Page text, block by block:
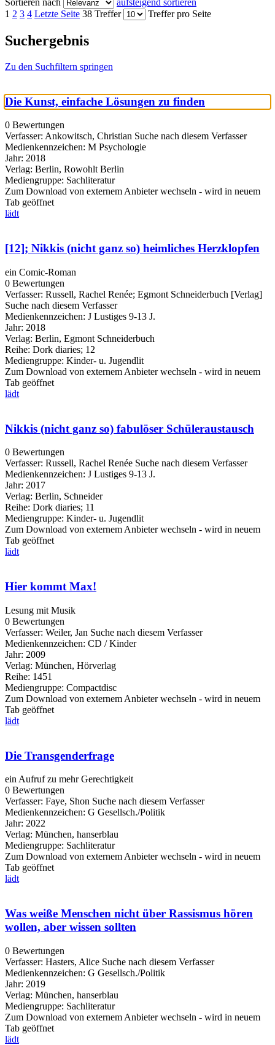
Sortieren nach
aufsteigend sortieren
1 2 3 4 Letzte Seite 38 Treffer Treffer pro Seite
Suchergebnis
Zu den Suchfiltern springen
Die Kunst, einfache Lösungen zu finden
0 Bewertungen
Verfasser: Ankowitsch, Christian Suche nach diesem Verfasser
Medienkennzeichen: M Psychologie
Jahr: 2018
Verlag: Berlin, Rowohlt Berlin
Mediengruppe: Sachliteratur
Zum Download von externem Anbieter wechseln - wird in neuem
Tab geöffnet
lädt
[12]; Nikkis (nicht ganz so) heimliches Herzklopfen
ein Comic-Roman
0 Bewertungen
Verfasser: Russell, Rachel Renée; Egmont Schneiderbuch [Verlag]
Suche nach diesem Verfasser
Medienkennzeichen: J Lustiges 9-13 J.
Jahr: 2018
Verlag: Berlin, Egmont Schneiderbuch
Reihe: Dork diaries; 12
Mediengruppe: Kinder- u. Jugendlit
Zum Download von externem Anbieter wechseln - wird in neuem
Tab geöffnet
lädt
Nikkis (nicht ganz so) fabulöser Schüleraustausch
0 Bewertungen
Verfasser: Russell, Rachel Renée Suche nach diesem Verfasser
Medienkennzeichen: J Lustiges 9-13 J.
Jahr: 2017
Verlag: Berlin, Schneider
Reihe: Dork diaries; 11
Mediengruppe: Kinder- u. Jugendlit
Zum Download von externem Anbieter wechseln - wird in neuem
Tab geöffnet
lädt
Hier kommt Max!
Lesung mit Musik
0 Bewertungen
Verfasser: Weiler, Jan Suche nach diesem Verfasser
Medienkennzeichen: CD / Kinder
Jahr: 2009
Verlag: München, Hörverlag
Reihe: 1451
Mediengruppe: Compactdisc
Zum Download von externem Anbieter wechseln - wird in neuem
Tab geöffnet
lädt
Die Transgenderfrage
ein Aufruf zu mehr Gerechtigkeit
0 Bewertungen
Verfasser: Faye, Shon Suche nach diesem Verfasser
Medienkennzeichen: G Gesellsch./Politik
Jahr: 2022
Verlag: München, hanserblau
Mediengruppe: Sachliteratur
Zum Download von externem Anbieter wechseln - wird in neuem
Tab geöffnet
lädt
Was weiße Menschen nicht über Rassismus hören
wollen, aber wissen sollten
0 Bewertungen
Verfasser: Hasters, Alice Suche nach diesem Verfasser
Medienkennzeichen: G Gesellsch./Politik
Jahr: 2019
Verlag: München, hanserblau
Mediengruppe: Sachliteratur
Zum Download von externem Anbieter wechseln - wird in neuem
Tab geöffnet
lädt